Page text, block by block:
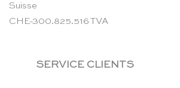
Suisse
CHE-300.825.516 TVA
SERVICE CLIENTS